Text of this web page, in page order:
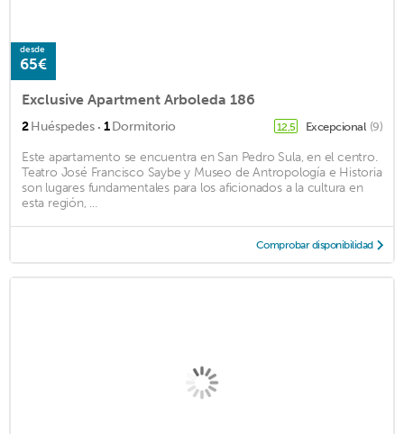
desde
65€
Exclusive Apartment Arboleda 186
2Huéspedes · 1Dormitorio 12,5 Excepcional (9)
Este apartamento se encuentra en San Pedro Sula, en el centro.
Teatro José Francisco Saybe y Museo de Antropología e Historia
son lugares fundamentales para los aficionados a la cultura en
esta región, ...
Comprobar disponibilidad